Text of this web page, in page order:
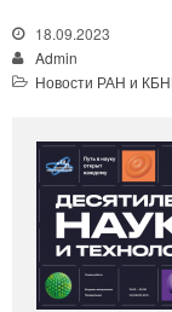
18.09.2023
Admin
Новости РАН и